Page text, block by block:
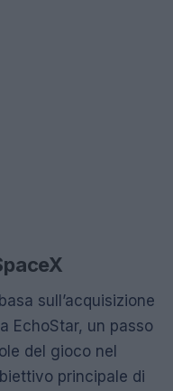
sull’acquisizione
EchoStar, un passo
del gioco nel
principale di